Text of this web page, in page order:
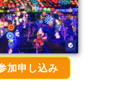
加申し込み